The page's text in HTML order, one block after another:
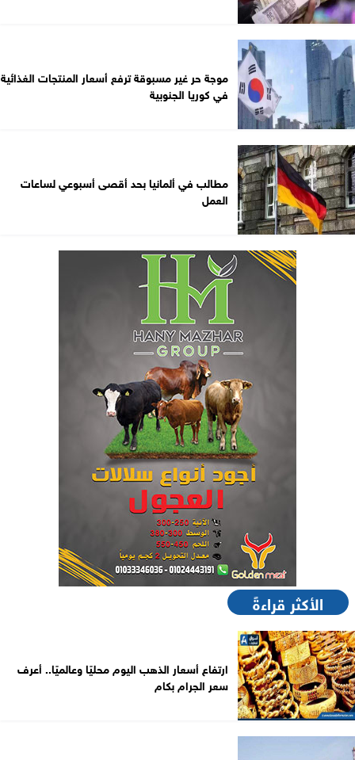
موجة حر غير مسبوقة ترفع أسعار المنتجات الغذائية
في كوريا الجنوبية
مطالب في ألمانيا بحد أقصى أسبوعي لساعات
العمل
الأكثر قراءةً
ارتفاع أسعار الذهب اليوم محليًا وعالميًا.. أعرف
سعر الجرام بكام